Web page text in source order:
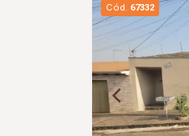
Cód. 67332